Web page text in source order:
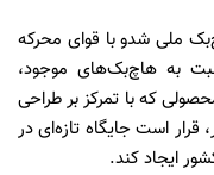
ملی شدو با قوای محرکه
به هاچ‌بک‌های موجود،
می‌شود. محصولی که با تمرکز بر طراحی
قرار است جایگاه تازه‌ای در
ایجاد کند.